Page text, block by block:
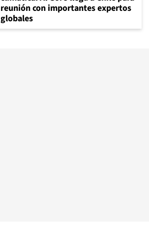
reunión con importantes expertos
globales